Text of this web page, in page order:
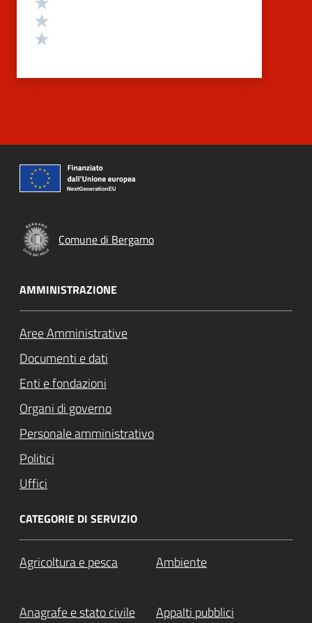
Comune di Bergamo
AMMINISTRAZIONE
Aree Amministrative
Documenti e dati
Enti e fondazioni
Organi di governo
Personale amministrativo
Politici
Uffici
CATEGORIE DI SERVIZIO
Agricoltura e pesca Ambiente
Anagrafe e stato civile Appalti pubblici